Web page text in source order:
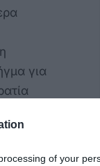
of your
για
για